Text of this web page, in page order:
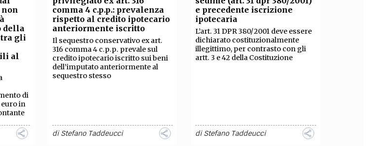
CURATORI FOTOGRAFI PARTNER COLLABORA CON NOI
EXTRA
PROCEEDINGS PUBBLICITÀ CONTATTI
SOCIAL MEDIA
della
gli
al
di
in
comma 4 c.p.p.: prevalenza
rispetto al credito ipotecario
anteriormente iscritto
​​​​​​​Il sequestro conservativo ex art.
316 comma 4 c.p.p. prevale sul
credito ipotecario iscritto sui beni
dell’imputato anteriormente al
sequestro stesso
diStefano Taddeucci
e precedente iscrizione
ipotecaria
L’art. 31 DPR 380/2001 deve essere
dichiarato costituzionalmente
illegittimo, per contrasto con gli
artt. 3 e 42 della Costituzione
diStefano Taddeucci